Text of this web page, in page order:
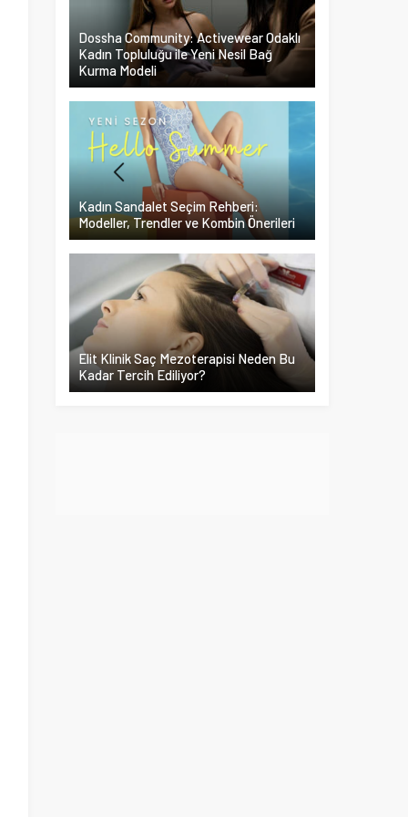
Dossha Community: Activewear Odaklı
Kadın Topluluğu ile Yeni Nesil Bağ
Kurma Modeli
Kadın Sandalet Seçim Rehberi:
Modeller, Trendler ve Kombin Önerileri
Elit Klinik Saç Mezoterapisi Neden Bu
Kadar Tercih Ediliyor?